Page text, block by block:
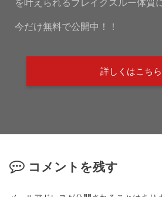
を叶えられるブレイクスルー体質
今だけ無料で公開中！！
詳しくはこちら
コメントを残す